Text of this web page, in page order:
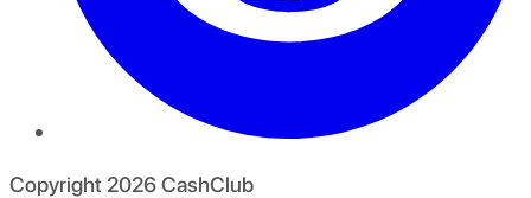
Copyright 2026CashClub